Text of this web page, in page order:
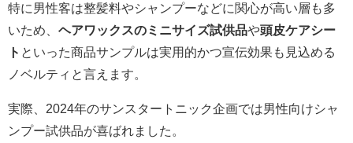
特に男性客は整髪料やシャンプーなどに関心が高い層も多
いため、 ヘアワックスのミニサイズ試供品や頭皮ケアシー
ト といった商品サンプルは実用的かつ宣伝効果も見込める
ノベルティと言えます。
実際、2024年のサンスタートニック企画では男性向けシャ
ンプー試供品が喜ばれました。